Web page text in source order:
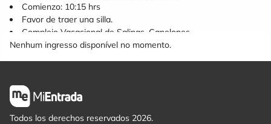
Comienzo: 10:15 hrs
Favor de traer una silla.
Complejo Vacacional de Salinas, Canelones.
Nenhum ingresso disponível no momento.
Todos los derechos reservados 2026.